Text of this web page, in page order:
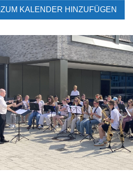
ZUM KALENDER HINZUFÜGEN